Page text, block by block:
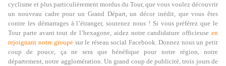
cyclisme et plus particulièrement mordus du Tour, que vous voulez découvrir
un nouveau cadre pour un Grand Départ, un décor inédit, que vous êtes
contre les démarrages à l’étranger, soutenez nous ! Si vous préférez que le
Tour parte avant tout de l’hexagone, aidez notre candidature officieuse en
rejoignant notre groupe sur le réseau social Facebook. Donnez nous un petit
coup de pouce, ça ne sera que bénéfique pour notre région, notre
département, notre agglomération. Un grand coup de publicité, trois jours de